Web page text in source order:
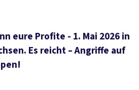
eure Profite - 1. Mai 2026 in
Es reicht – Angriffe auf